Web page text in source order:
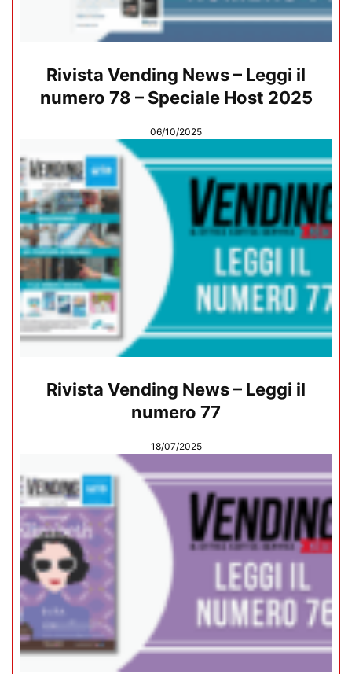
Rivista Vending News – Leggi il
numero 78 – Speciale Host 2025
06/10/2025
Rivista Vending News – Leggi il
numero 77
18/07/2025